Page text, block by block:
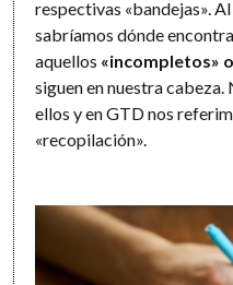
respectivas «bandejas».
sabríamos dónde
aquellos «incompletos»
siguen en nuestra
ellos y en GTD nos
«recopilación».